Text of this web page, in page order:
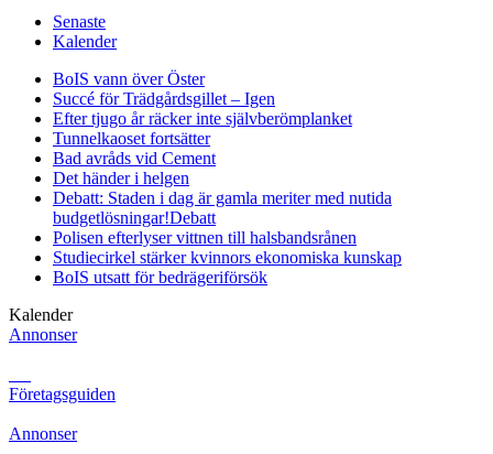
Senaste
Kalender
BoIS vann över Öster
Succé för Trädgårdsgillet – Igen
Efter tjugo år räcker inte självberömplanket
Tunnelkaoset fortsätter
Bad avråds vid Cement
Det händer i helgen
Debatt: Staden i dag är gamla meriter med nutida
budgetlösningar!Debatt
Polisen efterlyser vittnen till halsbandsrånen
Studiecirkel stärker kvinnors ekonomiska kunskap
BoIS utsatt för bedrägeriförsök
Kalender
Annonser
Företagsguiden
Annonser